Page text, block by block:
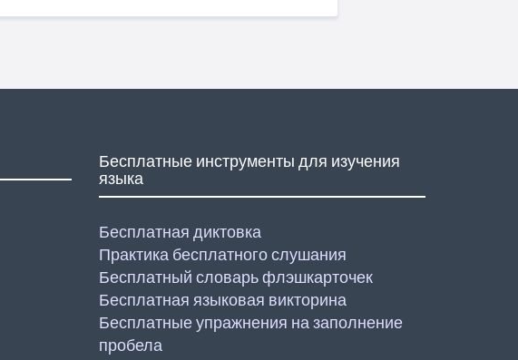
Бесплатные инструменты для изучения
языка
Бесплатная диктовка
Практика бесплатного слушания
Бесплатный словарь флэшкарточек
Бесплатная языковая викторина
Бесплатные упражнения на заполнение
пробела